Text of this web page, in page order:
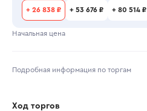
+ 26 838 ₽ + 53 676 ₽ + 80 514 ₽
Начальная цена
Подробная информация по торгам
Ход торгов